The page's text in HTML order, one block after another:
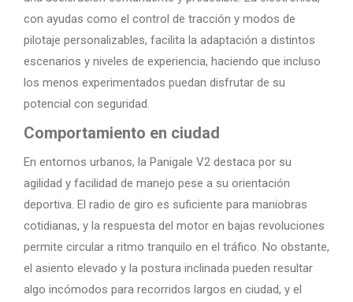
con ayudas como el control de tracción y modos de
pilotaje personalizables, facilita la adaptación a distintos
escenarios y niveles de experiencia, haciendo que incluso
los menos experimentados puedan disfrutar de su
potencial con seguridad.
Comportamiento en ciudad
En entornos urbanos, la Panigale V2 destaca por su
agilidad y facilidad de manejo pese a su orientación
deportiva. El radio de giro es suficiente para maniobras
cotidianas, y la respuesta del motor en bajas revoluciones
permite circular a ritmo tranquilo en el tráfico. No obstante,
el asiento elevado y la postura inclinada pueden resultar
algo incómodos para recorridos largos en ciudad, y el